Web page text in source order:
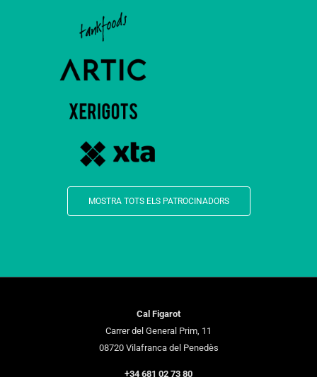
MOSTRA TOTS ELS PATROCINADORS
Cal Figarot
Carrer del General Prim, 11
08720 Vilafranca del Penedès
+34 681 02 73 80